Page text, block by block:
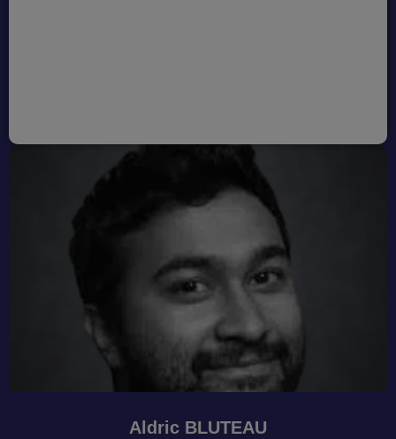
Aldric BLUTEAU